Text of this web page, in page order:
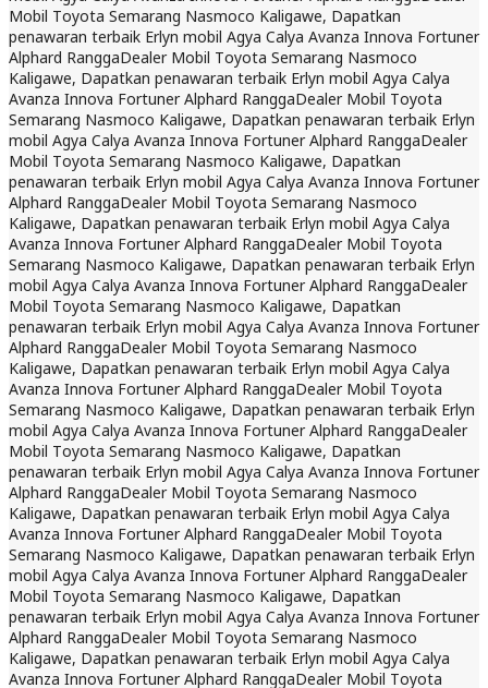
Mobil Toyota Semarang Nasmoco Kaligawe, Dapatkan
penawaran terbaik Erlyn mobil Agya Calya Avanza Innova Fortuner
Alphard RanggaDealer Mobil Toyota Semarang Nasmoco
Kaligawe, Dapatkan penawaran terbaik Erlyn mobil Agya Calya
Avanza Innova Fortuner Alphard RanggaDealer Mobil Toyota
Semarang Nasmoco Kaligawe, Dapatkan penawaran terbaik Erlyn
mobil Agya Calya Avanza Innova Fortuner Alphard RanggaDealer
Mobil Toyota Semarang Nasmoco Kaligawe, Dapatkan
penawaran terbaik Erlyn mobil Agya Calya Avanza Innova Fortuner
Alphard RanggaDealer Mobil Toyota Semarang Nasmoco
Kaligawe, Dapatkan penawaran terbaik Erlyn mobil Agya Calya
Avanza Innova Fortuner Alphard RanggaDealer Mobil Toyota
Semarang Nasmoco Kaligawe, Dapatkan penawaran terbaik Erlyn
mobil Agya Calya Avanza Innova Fortuner Alphard RanggaDealer
Mobil Toyota Semarang Nasmoco Kaligawe, Dapatkan
penawaran terbaik Erlyn mobil Agya Calya Avanza Innova Fortuner
Alphard RanggaDealer Mobil Toyota Semarang Nasmoco
Kaligawe, Dapatkan penawaran terbaik Erlyn mobil Agya Calya
Avanza Innova Fortuner Alphard RanggaDealer Mobil Toyota
Semarang Nasmoco Kaligawe, Dapatkan penawaran terbaik Erlyn
mobil Agya Calya Avanza Innova Fortuner Alphard RanggaDealer
Mobil Toyota Semarang Nasmoco Kaligawe, Dapatkan
penawaran terbaik Erlyn mobil Agya Calya Avanza Innova Fortuner
Alphard RanggaDealer Mobil Toyota Semarang Nasmoco
Kaligawe, Dapatkan penawaran terbaik Erlyn mobil Agya Calya
Avanza Innova Fortuner Alphard RanggaDealer Mobil Toyota
Semarang Nasmoco Kaligawe, Dapatkan penawaran terbaik Erlyn
mobil Agya Calya Avanza Innova Fortuner Alphard RanggaDealer
Mobil Toyota Semarang Nasmoco Kaligawe, Dapatkan
penawaran terbaik Erlyn mobil Agya Calya Avanza Innova Fortuner
Alphard RanggaDealer Mobil Toyota Semarang Nasmoco
Kaligawe, Dapatkan penawaran terbaik Erlyn mobil Agya Calya
Avanza Innova Fortuner Alphard RanggaDealer Mobil Toyota